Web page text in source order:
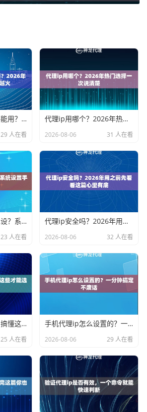
代理ip短效到底能不能用？2026年短效代理凭啥越来越火
29 人在看
代理ip用哪个？2026年热门选择一次说清楚
2026-08-06 31 人在看
网络的代理和ip怎么设？系统设置手把手教会你
23 人在看
代理ip安全吗？2026年用之前先看看这篇心里有底
2026-08-06 32 人在看
代理ip有什么特点？搞懂这些才能选对不踩坑
25 人在看
手机代理ip怎么设置的？一分钟搞定不废话
2026-08-06 29 人在看